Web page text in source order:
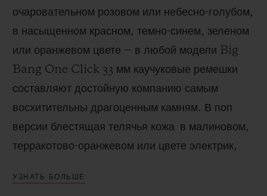
очаровательном розовом или небесно-голубом,
в насыщенном красном, темно-синем, зеленом
или оранжевом цвете ‒ в любой модели Big
Bang One Click 33 мм каучуковые ремешки
составляют достойную компанию самым
восхитительны драгоценным камням. В поп
версии блестящая телячья кожа в малиновом,
терракотово-оранжевом или цвете электрик,
натуральных материалов подчеркивает
УЗНАТЬ БОЛЬШЕ